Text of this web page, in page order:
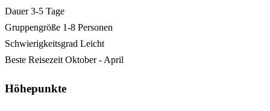
Dauer 3-5 Tage
Gruppengröße 1-8 Personen
Schwierigkeitsgrad Leicht
Beste Reisezeit Oktober - April
Höhepunkte